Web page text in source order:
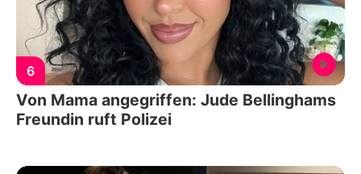
6
Von Mama angegriffen: Jude Bellinghams
Freundin ruft Polizei